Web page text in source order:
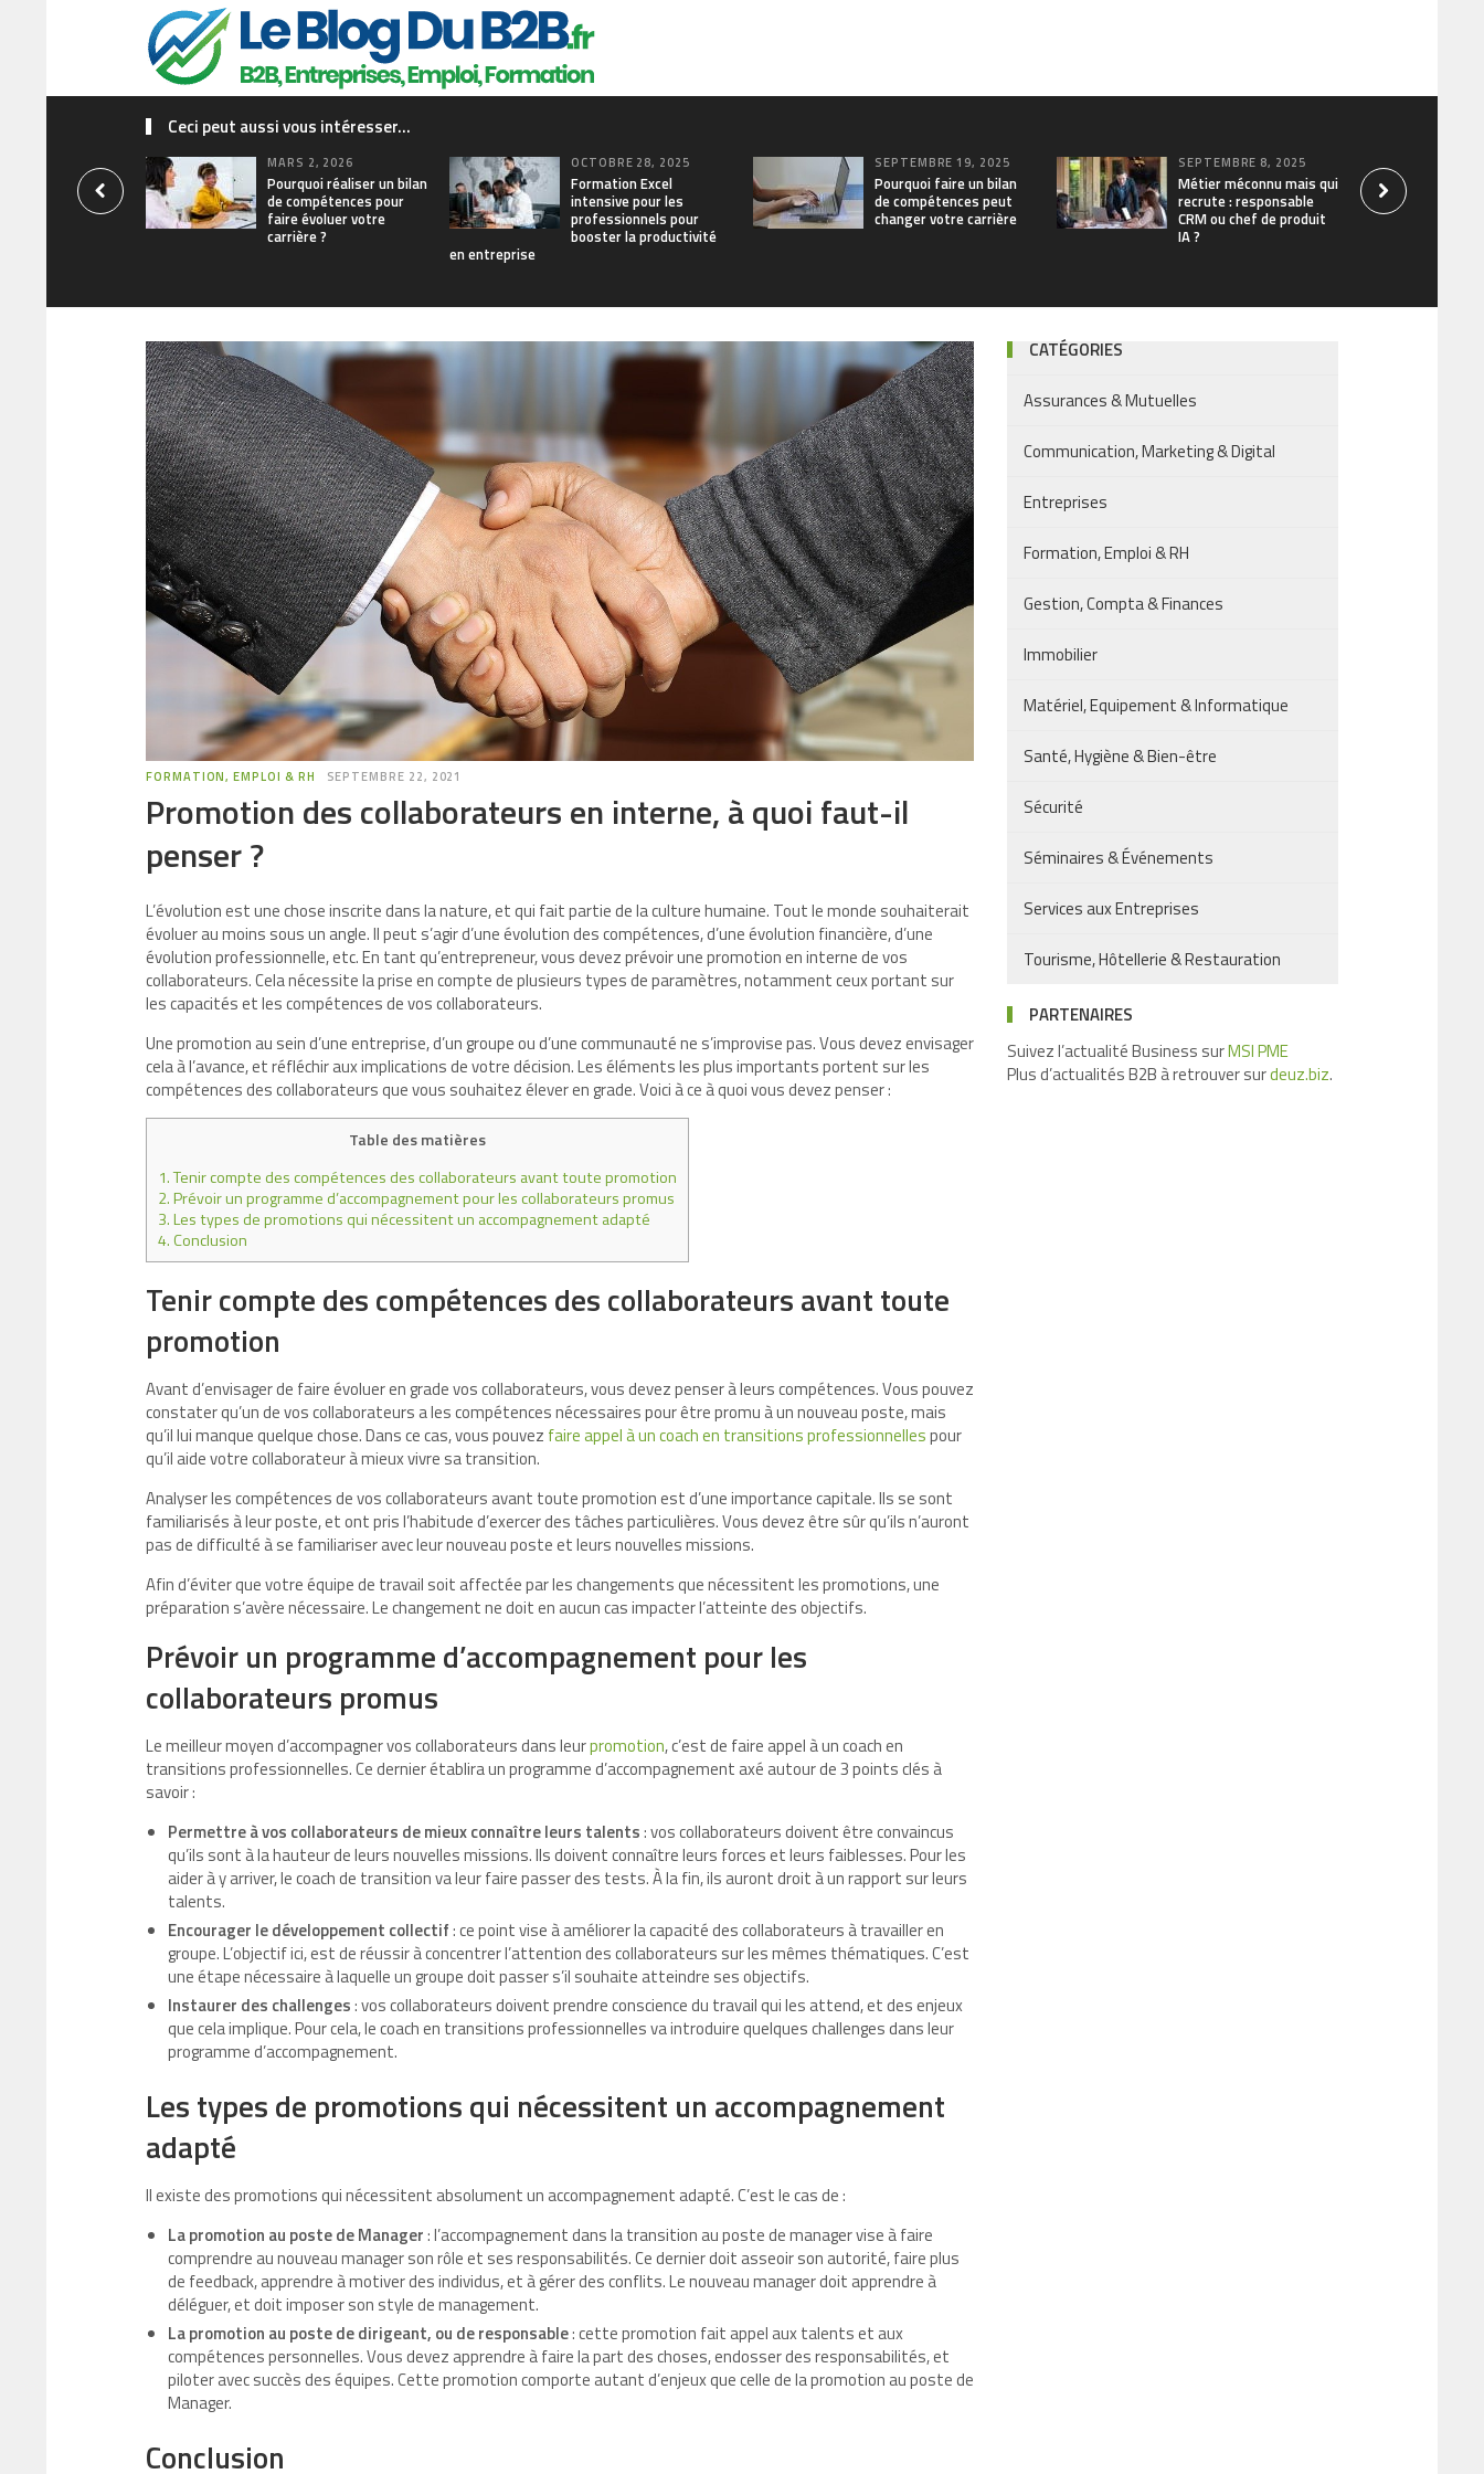
Ceci peut aussi vous intéresser...
MARS 2, 2026
Pourquoi réaliser un bilan
de compétences pour
faire évoluer votre
carrière ?
OCTOBRE 28, 2025
Formation Excel
intensive pour les
professionnels pour
booster la productivité
en entreprise
SEPTEMBRE 19, 2025
Pourquoi faire un bilan
de compétences peut
changer votre carrière
SEPTEMBRE 8, 2025
Métier méconnu mais qui
recrute : responsable
CRM ou chef de produit
IA ?
FORMATION, EMPLOI & RH SEPTEMBRE 22, 2021
Promotion des collaborateurs en interne, à quoi faut-il
penser ?
L’évolution est une chose inscrite dans la nature, et qui fait partie de la culture humaine. Tout le monde souhaiterait
évoluer au moins sous un angle. Il peut s’agir d’une évolution des compétences, d’une évolution financière, d’une
évolution professionnelle, etc. En tant qu’entrepreneur, vous devez prévoir une promotion en interne de vos
collaborateurs. Cela nécessite la prise en compte de plusieurs types de paramètres, notamment ceux portant sur
les capacités et les compétences de vos collaborateurs.
Une promotion au sein d’une entreprise, d’un groupe ou d’une communauté ne s’improvise pas. Vous devez envisager
cela à l’avance, et réfléchir aux implications de votre décision. Les éléments les plus importants portent sur les
compétences des collaborateurs que vous souhaitez élever en grade. Voici à ce à quoi vous devez penser :
Table des matières
1.Tenir compte des compétences des collaborateurs avant toute promotion
2.Prévoir un programme d’accompagnement pour les collaborateurs promus
3.Les types de promotions qui nécessitent un accompagnement adapté
4.Conclusion
Tenir compte des compétences des collaborateurs avant toute
promotion
Avant d’envisager de faire évoluer en grade vos collaborateurs, vous devez penser à leurs compétences. Vous pouvez
constater qu’un de vos collaborateurs a les compétences nécessaires pour être promu à un nouveau poste, mais
qu’il lui manque quelque chose. Dans ce cas, vous pouvez faire appel à un coach en transitions professionnellespour
qu’il aide votre collaborateur à mieux vivre sa transition.
Analyser les compétences de vos collaborateurs avant toute promotion est d’une importance capitale. Ils se sont
familiarisés à leur poste, et ont pris l’habitude d’exercer des tâches particulières. Vous devez être sûr qu’ils n’auront
pas de difficulté à se familiariser avec leur nouveau poste et leurs nouvelles missions.
Afin d’éviter que votre équipe de travail soit affectée par les changements que nécessitent les promotions, une
préparation s’avère nécessaire. Le changement ne doit en aucun cas impacter l’atteinte des objectifs.
Prévoir un programme d’accompagnement pour les
collaborateurs promus
Le meilleur moyen d’accompagner vos collaborateurs dans leurpromotion, c’est de faire appel à un coach en
transitions professionnelles. Ce dernier établira un programme d’accompagnement axé autour de 3 points clés à
savoir :
Permettre à vos collaborateurs de mieux connaître leurs talents: vos collaborateurs doivent être convaincus
qu’ils sont à la hauteur de leurs nouvelles missions. Ils doivent connaître leurs forces et leurs faiblesses. Pour les
aider à y arriver, le coach de transition va leur faire passer des tests. À la fin, ils auront droit à un rapport sur leurs
talents.
Encourager le développement collectif: ce point vise à améliorer la capacité des collaborateurs à travailler en
groupe. L’objectif ici, est de réussir à concentrer l’attention des collaborateurs sur les mêmes thématiques. C’est
une étape nécessaire à laquelle un groupe doit passer s’il souhaite atteindre ses objectifs.
Instaurer des challenges: vos collaborateurs doivent prendre conscience du travail qui les attend, et des enjeux
que cela implique. Pour cela, le coach en transitions professionnelles va introduire quelques challenges dans leur
programme d’accompagnement.
Les types de promotions qui nécessitent un accompagnement
adapté
Il existe des promotions qui nécessitent absolument un accompagnement adapté. C’est le cas de :
La promotion au poste de Manager: l’accompagnement dans la transition au poste de manager vise à faire
comprendre au nouveau manager son rôle et ses responsabilités. Ce dernier doit asseoir son autorité, faire plus
de feedback, apprendre à motiver des individus, et à gérer des conflits. Le nouveau manager doit apprendre à
déléguer, et doit imposer son style de management.
La promotion au poste de dirigeant, ou de responsable: cette promotion fait appel aux talents et aux
compétences personnelles. Vous devez apprendre à faire la part des choses, endosser des responsabilités, et
piloter avec succès des équipes. Cette promotion comporte autant d’enjeux que celle de la promotion au poste de
Manager.
Conclusion
CATÉGORIES
Assurances & Mutuelles
Communication, Marketing & Digital
Entreprises
Formation, Emploi & RH
Gestion, Compta & Finances
Immobilier
Matériel, Equipement & Informatique
Santé, Hygiène & Bien-être
Sécurité
Séminaires & Événements
Services aux Entreprises
Tourisme, Hôtellerie & Restauration
PARTENAIRES
Suivez l’actualité Business surMSI PME
Plus d’actualités B2B à retrouver surdeuz.biz.